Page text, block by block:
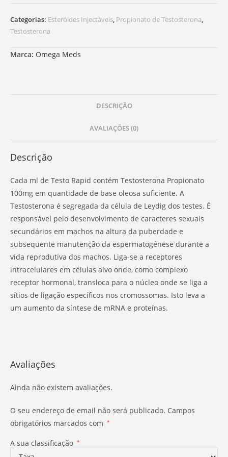
Categorias: Esteróides Injectáveis, Propionato de Testosterona,
Testosterona
Marca: Omega Meds
DESCRIÇÃO
AVALIAÇÕES (0)
Descrição
Cada ml de Testo Rapid contém Testosterona Propionato
100mg em quantidade de base oleosa suficiente. A
Testosterona é segregada da célula de Leydig dos testes. É
responsável pelo desenvolvimento de caracteres sexuais
secundários em machos na altura da puberdade e
subsequente manutenção da espermatogénese durante a
vida reprodutiva dos machos. Liga-se a receptores
intracelulares em células alvo onde, como complexo
receptor hormonal, transloca para o núcleo onde se liga a
sítios de ligação específicos nos cromossomas. Isto leva a
um aumento da síntese de mRNA e proteínas.
Avaliações
Ainda não existem avaliações.
O seu endereço de email não será publicado. Campos
obrigatórios marcados com *
A sua classificação *